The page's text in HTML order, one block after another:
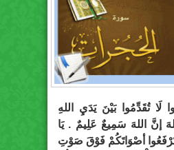
لَا تُقَدِّمُوا بَيْنَ يَدَيِ اللهِ
إنَّ اللهَ سَمِيعٌ عَلِيمٌ . يَا
تَرْفَعُوا أصْوَاتَكُمْ فَوْقَ صَوْتِ